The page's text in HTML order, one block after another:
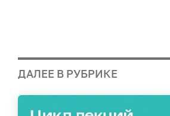
ДАЛЕЕ В РУБРИКЕ